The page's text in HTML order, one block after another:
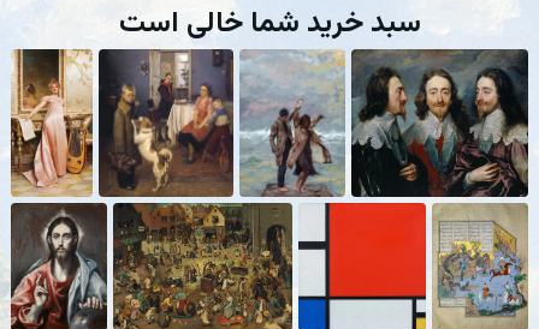
سبد خرید شما خالی است